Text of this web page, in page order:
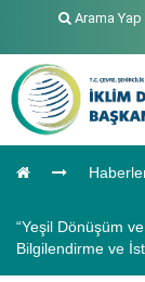
Arama Yap
“Yeşil Dönüşüm
Bilgilendirme ve